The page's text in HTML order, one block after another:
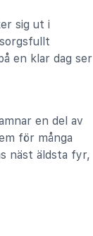
sig ut i
en klar dag ser
en del av
för många
näst äldsta fyr,